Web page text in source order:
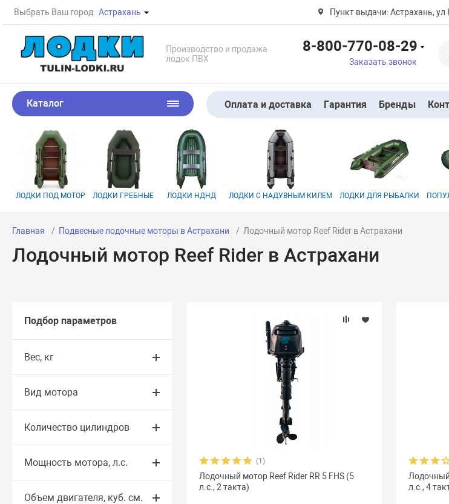
Выбрать Ваш город: Астрахань Пункт выдачи: Астрахань,
Производство и продажа
лодок ПВХ
8-800-770-08-29
Заказать звонок
Каталог Оплата и доставка Гарантия Бренды
ЛОДКИ ПОД МОТОР ЛОДКИ ГРЕБНЫЕ ЛОДКИ НДНД ЛОДКИ С НАДУВНЫМ КИЛЕМ ЛОДКИ ДЛЯ РЫБАЛКИ
Главная Подвесные лодочные моторы в Астрахани Лодочный мотор Reef Rider в Астрахани
Лодочный мотор Reef Rider в Астрахани
Подбор параметров
Вес, кг
Вид мотора
Количество цилиндров
Мощность мотора, л.с.
Объем двигателя, куб. см.
(1)
Лодочный мотор Reef Rider RR 5 FHS (5
л.с., 2 такта)
Лодочный
л.с., 4